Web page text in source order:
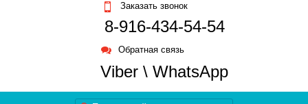
Заказать звонок
8-916-434-54-54
Обратная связь
Viber \ WhatsApp